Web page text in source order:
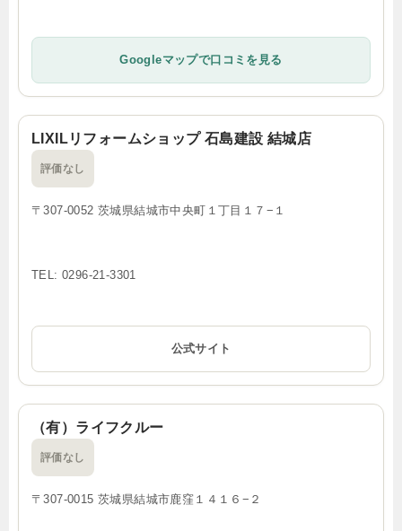
Googleマップで口コミを見る
LIXILリフォームショップ 石島建設 結城店
評価なし
〒307-0052 茨城県結城市中央町１丁目１７−１
TEL: 0296-21-3301
公式サイト
（有）ライフクルー
評価なし
〒307-0015 茨城県結城市鹿窪１４１６−２